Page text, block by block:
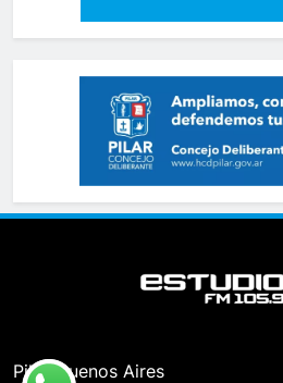
Pilar, Buenos Aires